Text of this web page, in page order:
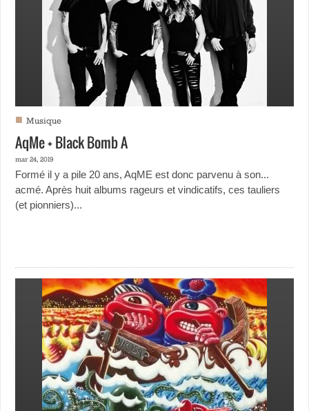
■ Musique
AqMe + Black Bomb A
mar 24, 2019
Formé il y a pile 20 ans, AqME est donc parvenu à son...
acmé. Après huit albums rageurs et vindicatifs, ces tauliers
(et pionniers)...